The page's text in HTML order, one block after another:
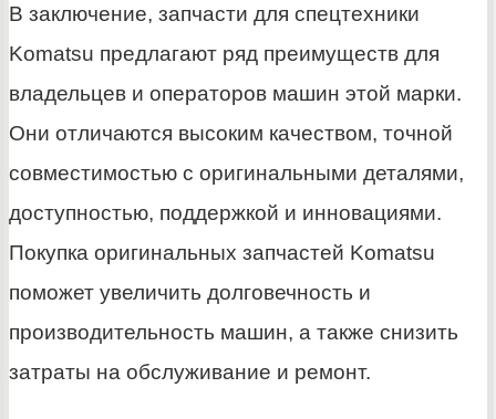
В заключение, запчасти для спецтехники
Komatsu предлагают ряд преимуществ для
владельцев и операторов машин этой марки.
Они отличаются высоким качеством, точной
совместимостью с оригинальными деталями,
доступностью, поддержкой и инновациями.
Покупка оригинальных запчастей Komatsu
поможет увеличить долговечность и
производительность машин, а также снизить
затраты на обслуживание и ремонт.